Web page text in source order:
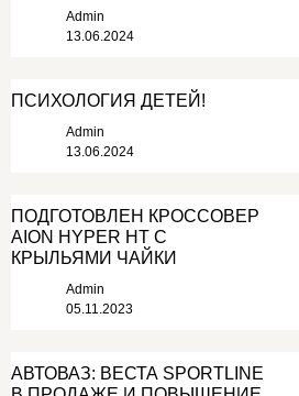
Admin
13.06.2024
ПСИХОЛОГИЯ ДЕТЕЙ!
Admin
13.06.2024
ПОДГОТОВЛЕН КРОССОВЕР
AION HYPER HT С
КРЫЛЬЯМИ ЧАЙКИ
Admin
05.11.2023
АВТОВАЗ: ВЕСТА SPORTLINE